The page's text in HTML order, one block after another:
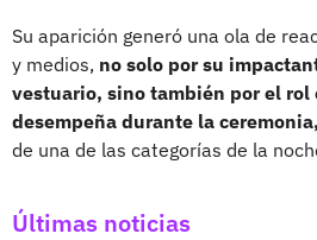
Su aparición generó una ola de
y medios, no solo por su
vestuario, sino también por el rol
desempeña durante la ceremonia,
de una de las categorías de la
Últimas noticias